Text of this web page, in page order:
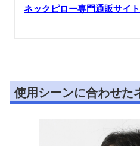
ネックピロー専門通販サイ
使用シーンに合わせた